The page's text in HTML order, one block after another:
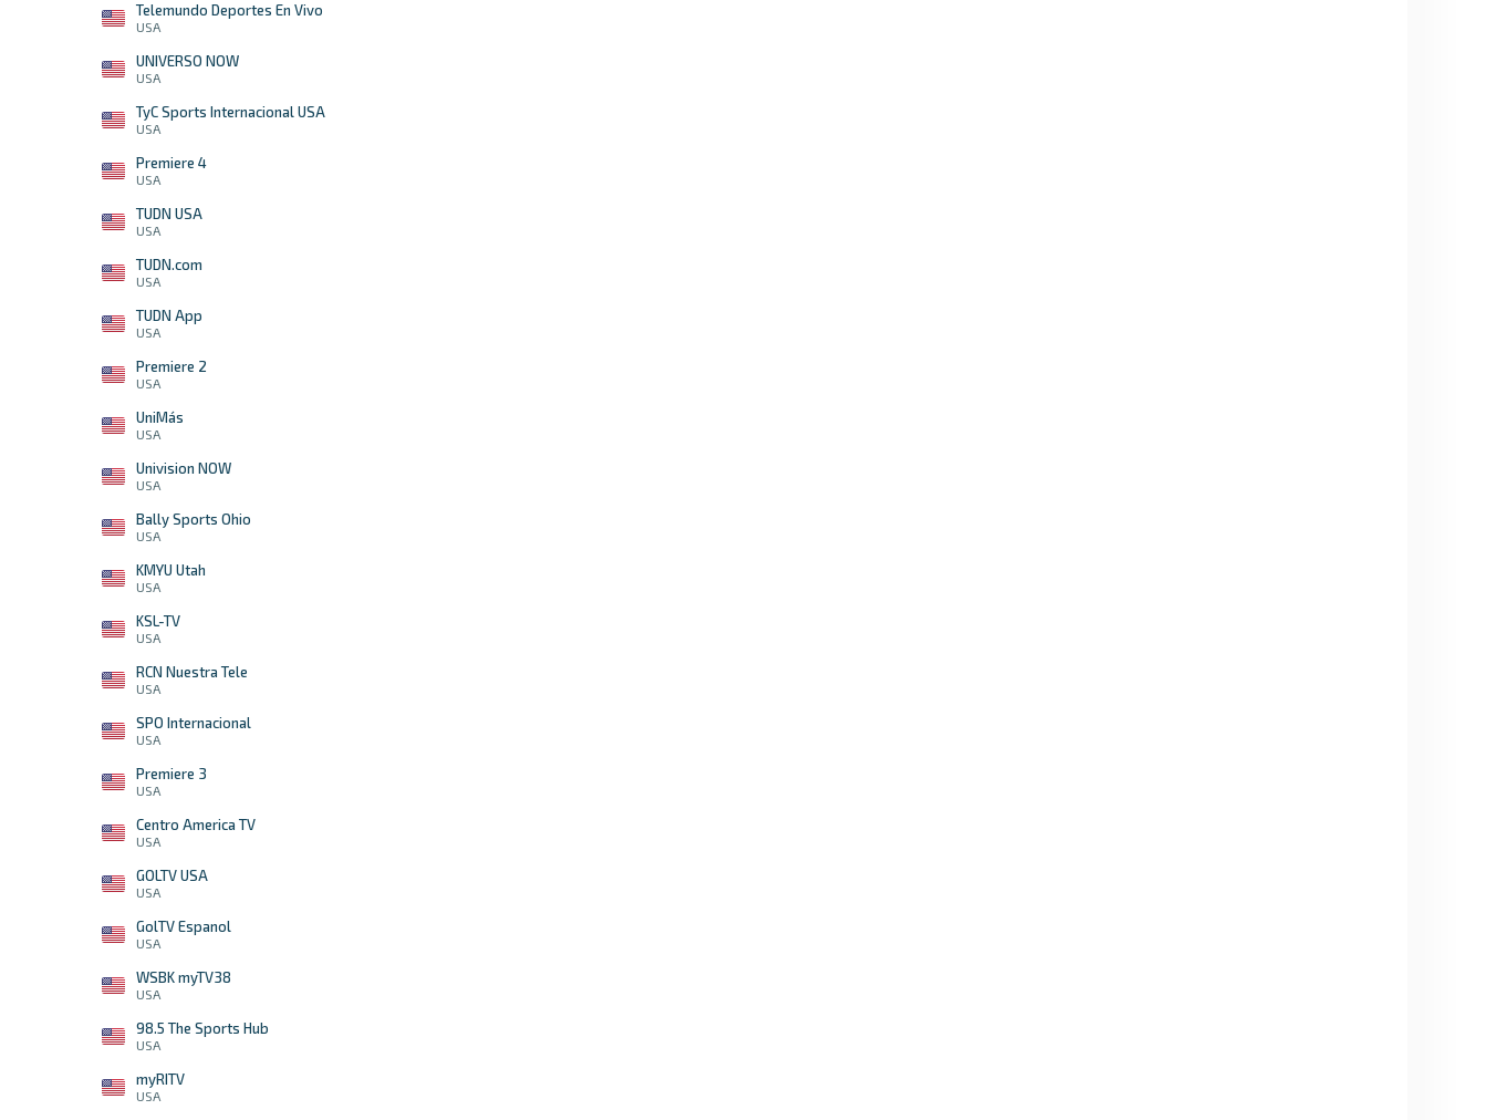
Telemundo Deportes En Vivo
USA
UNIVERSO NOW
USA
TyC Sports Internacional USA
USA
Premiere 4
USA
TUDN USA
USA
TUDN.com
USA
TUDN App
USA
Premiere 2
USA
UniMás
USA
Univision NOW
USA
Bally Sports Ohio
USA
KMYU Utah
USA
KSL-TV
USA
RCN Nuestra Tele
USA
SPO Internacional
USA
Premiere 3
USA
Centro America TV
USA
GOLTV USA
USA
GolTV Espanol
USA
WSBK myTV38
USA
98.5 The Sports Hub
USA
myRITV
USA